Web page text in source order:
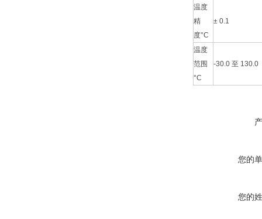
温度
精
度°C
± 0.1
温度
范围
°C
-30.0 至 130.0
您的
您的